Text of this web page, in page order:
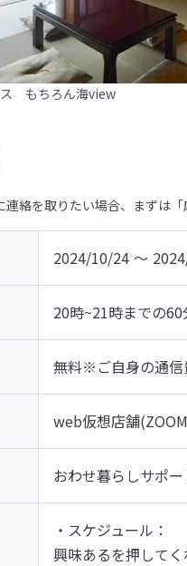
ス もちろん海view
絡を取りたい場合、まずは「
2024/10/24 〜
20時~21時までの60
無料※ご自身の通信
web仮想店舗
おわせ暮らしサポ
・スケジュール：
興味あるを押して